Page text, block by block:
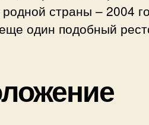
страны – 2004
один подобный